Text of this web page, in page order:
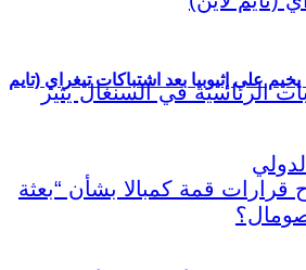
على إثيوبيا بعد اشتباكات تيغراي (تايم